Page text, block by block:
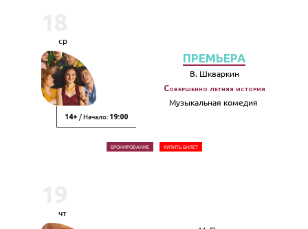
ср
14+ / Начало: 19:00
ПРЕМЬЕРА
В. Шкваркин
Совершенно летняя история
Музыкальная комедия
БРОНИРОВАНИЕ КУПИТЬ БИЛЕТ
чт